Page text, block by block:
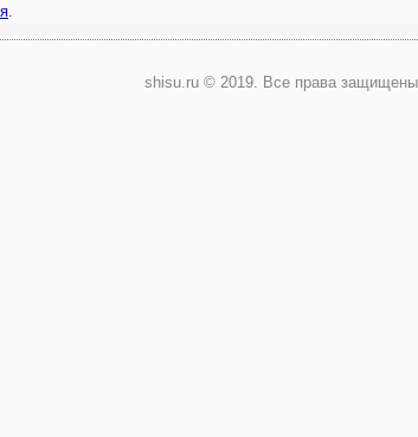
.
shisu.ru © 2019. Все права